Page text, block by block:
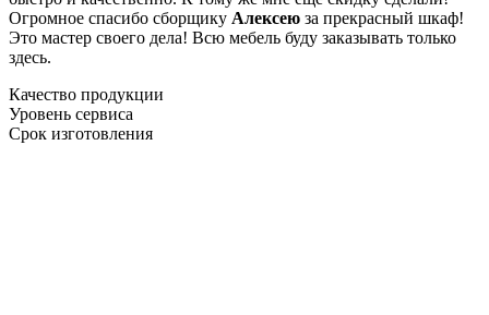
Огромное спасибо сборщику Алексею за прекрасный шкаф!
Это мастер своего дела! Всю мебель буду заказывать только
здесь.
Качество продукции
Уровень сервиса
Срок изготовления